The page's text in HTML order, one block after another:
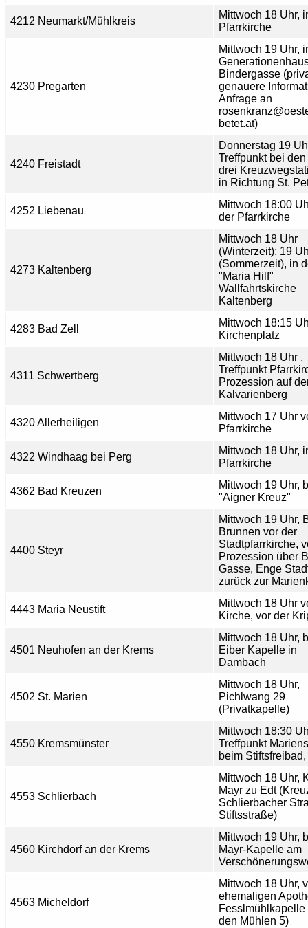
4212 Neumarkt/Mühlkreis
Mittwoch 18 Uhr,
Pfarrkirche
4230 Pregarten
Mittwoch 19 Uhr,
Bindergasse
genauere
Anfrage an
betet.at)
4240 Freistadt
Donnerstag 19
Treffpunkt bei
drei
in Richtung St.
4252 Liebenau
Mittwoch 18:00
der Pfarrkirche
4273 Kaltenberg
Mittwoch 18 Uhr
(Winterzeit); 19
(Sommerzeit), in
"Maria Hilf"
Wallfahrtskirche
Kaltenberg
4283 Bad Zell
Mittwoch 18:15
Kirchenplatz
4311 Schwertberg
Mittwoch 18 Uhr ,
Treffpunkt
Prozession auf
Kalvarienberg
4320 Allerheiligen
Mittwoch 17 Uhr
Pfarrkirche
4322 Windhaag bei Perg
Mittwoch 18 Uhr,
Pfarrkirche
4362 Bad Kreuzen
Mittwoch 19 Uhr,
"Aigner Kreuz"
4400 Steyr
Mittwoch 19 Uhr,
Brunnen vor der
Stadtpfarrkirche,
Prozession über
Gasse, Enge
zurück zur
4443 Maria Neustift
Mittwoch 18 Uhr
Kirche, vor der
4501 Neuhofen an der Krems
Mittwoch 18 Uhr,
Eiber Kapelle in
Dambach
4502 St. Marien
Mittwoch 18 Uhr,
Pichlwang 29
(Privatkapelle)
4550 Kremsmünster
Mittwoch 18:30
Treffpunkt
beim Stiftsfreibad,
4553 Schlierbach
Mittwoch 18 Uhr,
Mayr zu Edt
Schlierbacher
Stiftsstraße)
4560 Kirchdorf an der Krems
Mittwoch 19 Uhr,
Mayr-Kapelle am
4563 Micheldorf
Mittwoch 18 Uhr,
ehemaligen
Fesslmühlkapelle
den Mühlen 5)